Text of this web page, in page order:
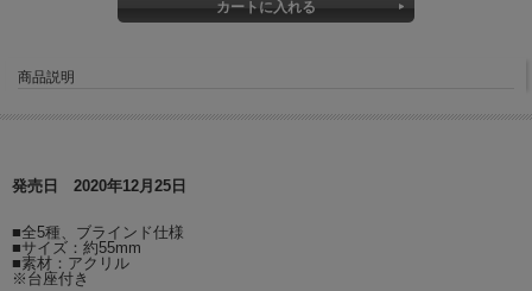
商品説明
発売日 2020年12月25日
■全5種、ブラインド仕様
■サイズ：約55mm
■素材：アクリル
※台座付き